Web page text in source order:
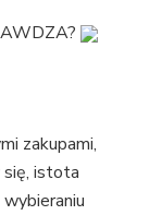
zakupami,
istota